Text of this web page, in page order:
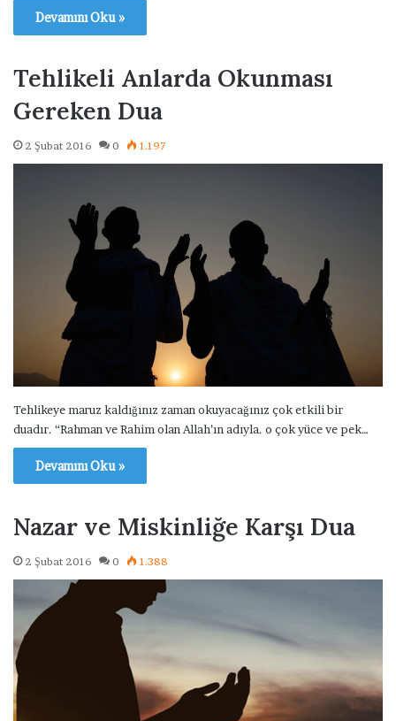
Devamını Oku »
Tehlikeli Anlarda Okunması
Gereken Dua
2 Şubat 2016 0 1.197
Tehlikeye maruz kaldığınız zaman okuyacağınız çok etkili bir
duadır. “Rahman ve Rahim olan Allah’ın adıyla. o çok yüce ve pek…
Devamını Oku »
Nazar ve Miskinliğe Karşı Dua
2 Şubat 2016 0 1.388